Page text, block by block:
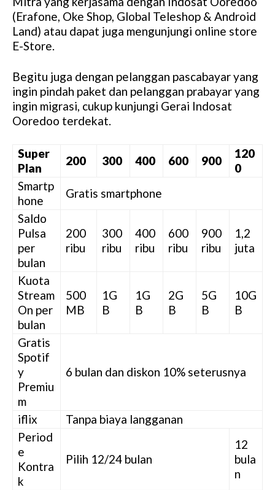
(Erafone, Oke Shop, Global Teleshop & Android
Land) atau dapat juga mengunjungi online store
E-Store.
Begitu juga dengan pelanggan pascabayar yang
ingin pindah paket dan pelanggan prabayar yang
ingin migrasi, cukup kunjungi Gerai Indosat
Ooredoo terdekat.
Super
Plan
200 300 400 600 900
120
0
Smartp
hone
Gratis smartphone
Saldo
Pulsa
per
bulan
200
ribu
300
ribu
400
ribu
600
ribu
900
ribu
1,2
juta
Kuota
Stream
On per
bulan
500
MB
1G
B
1G
B
2G
B
5G
B
10G
B
Gratis
Spotif
y
Premiu
m
6 bulan dan diskon 10% seterusnya
iflix
Tanpa biaya langganan
Period
e
Kontra
k
Pilih 12/24 bulan
12
bula
n